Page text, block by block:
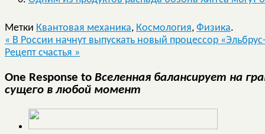
Метки Квантовая механика, Космология, Физика.
« В России начнут выпускать новый процессор
Рецепт счастья »
One Response to Вселенная балансирует на
сущего в любой момент